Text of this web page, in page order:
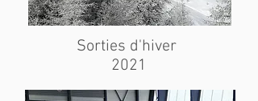
Sorties d'hiver
2021